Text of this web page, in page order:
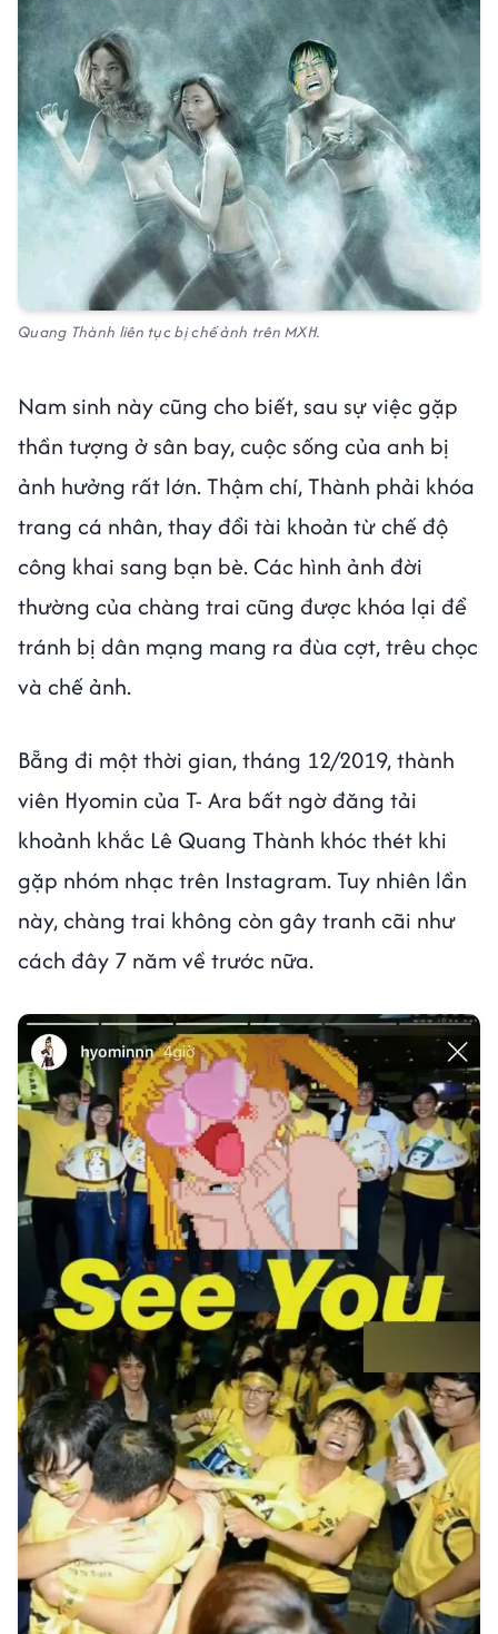
Quang Thành liên tục bị chế ảnh trên MXH.
Nam sinh này cũng cho biết, sau sự việc gặp
thần tượng ở sân bay, cuộc sống của anh bị
ảnh hưởng rất lớn. Thậm chí, Thành phải khóa
trang cá nhân, thay đổi tài khoản từ chế độ
công khai sang bạn bè. Các hình ảnh đời
thường của chàng trai cũng được khóa lại để
tránh bị dân mạng mang ra đùa cợt, trêu chọc
và chế ảnh.
Bẵng đi một thời gian, tháng 12/2019, thành
viên Hyomin của T- Ara bất ngờ đăng tải
khoảnh khắc Lê Quang Thành khóc thét khi
gặp nhóm nhạc trên Instagram. Tuy nhiên lần
này, chàng trai không còn gây tranh cãi như
cách đây 7 năm về trước nữa.